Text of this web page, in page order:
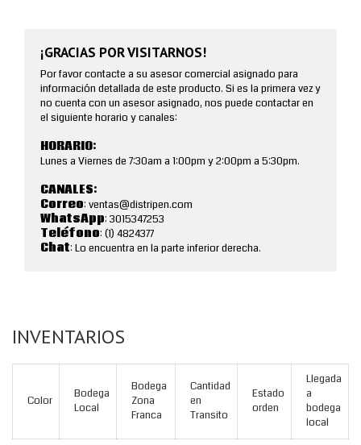
¡GRACIAS POR VISITARNOS!
Por favor contacte a su asesor comercial asignado para
información detallada de este producto. Si es la primera vez y
no cuenta con un asesor asignado, nos puede contactar en
el siguiente horario y canales:
HORARIO:
Lunes a Viernes de 7:30am a 1:00pm y 2:00pm a 5:30pm.
CANALES:
Correo: ventas@distripen.com
WhatsApp: 3015347253
Teléfono: (1) 4824377
Chat: Lo encuentra en la parte inferior derecha.
INVENTARIOS
Color
Bodega
Local
Bodega
Zona
Franca
Cantidad
en
Transito
Estado
orden
Llegada
a
bodega
local